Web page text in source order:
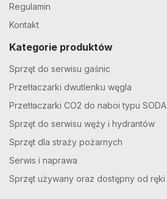
Regulamin
Kontakt
Kategorie produktów
Sprzęt do serwisu gaśnic
Przetłaczarki dwutlenku węgla
Przetłaczarki CO2 do naboi typu SODA
Sprzęt do serwisu węży i hydrantów
Sprzęt dla straży pożarnych
Serwis i naprawa
Sprzęt używany oraz dostępny od ręki